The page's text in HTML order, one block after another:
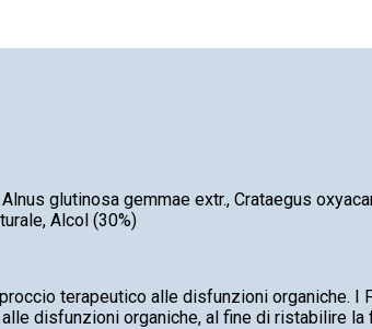
glutinosa gemmae extr., Crataegus
Alcol (30%)
terapeutico alle disfunzioni organiche.
disfunzioni organiche, al fine di ristabilire